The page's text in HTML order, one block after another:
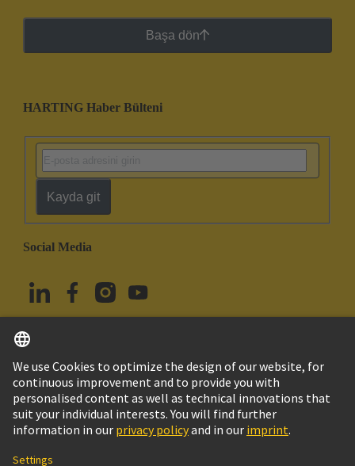
Başa dön
HARTING Haber Bülteni
Kayda git
Social Media
Türkiye Türkçe
© HARTING Technology Group